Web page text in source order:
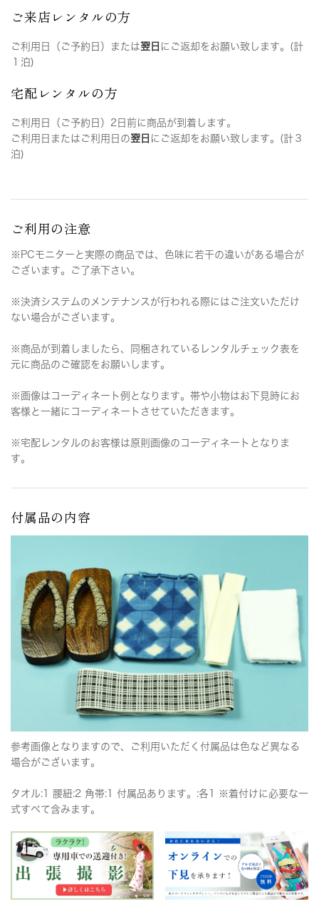
ご来店レンタルの方
ご利用日（ご予約日）または翌日 にご返却をお願い致します。(計
１泊)
宅配レンタルの方
ご利用日（ご予約日）2日前に商品が到着します。
ご利用日またはご利用日の翌日 にご返却をお願い致します。(計３
泊)
ご利用の注意
※PCモニターと実際の商品では、色味に若干の違いがある場合が
ございます。ご了承下さい。
※決済システムのメンテナンスが行われる際にはご注文いただけ
ない場合がございます。
※商品が到着しましたら、同梱されているレンタルチェック表を
元に商品のご確認をお願いします。
※画像はコーディネート例となります。帯や小物はお下見時にお
客様と一緒にコーディネートさせていただきます。
※宅配レンタルのお客様は原則画像のコーディネートとなりま
す。
付属品の内容
参考画像となりますので、ご利用いただく付属品は色など異なる
場合がございます。
タオル:1 腰紐:2 角帯:1 付属品あります。:各1 ※着付けに必要な一
式すべて含みます。